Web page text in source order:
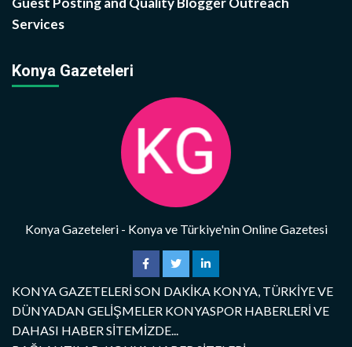
Services
Konya Gazeteleri
Konya Gazeteleri - Konya ve Türkiye'nin Online Gazetesi
KONYA GAZETELERİ SON DAKİKA KONYA, TÜRKİYE VE
DÜNYADAN GELİŞMELER KONYASPOR HABERLERİ VE
DAHASI HABER SİTEMİZDE...